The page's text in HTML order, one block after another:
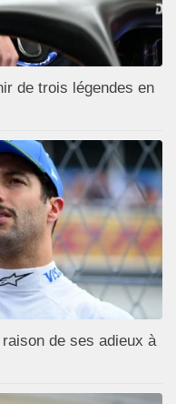
de trois légendes en
de ses adieux à